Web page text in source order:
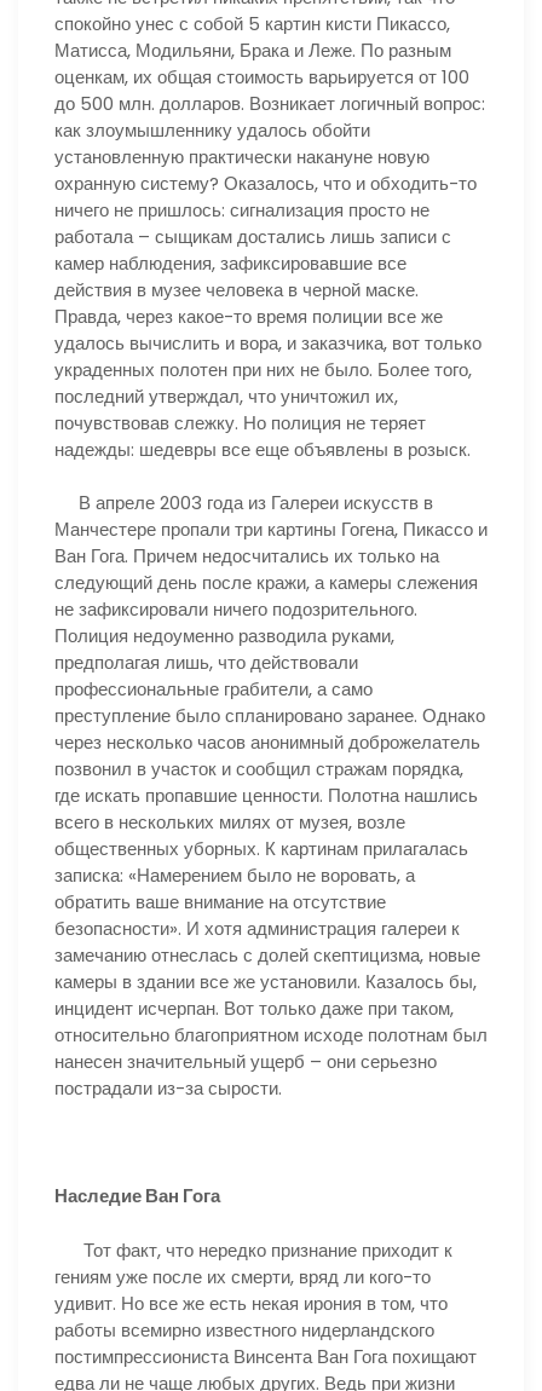
спокойно унес с собой 5 картин кисти Пикассо,
Матисса, Модильяни, Брака и Леже. По разным
оценкам, их общая стоимость варьируется от 100
до 500 млн. долларов. Возникает логичный вопрос:
как злоумышленнику удалось обойти
установленную практически накануне новую
охранную систему? Оказалось, что и обходить-то
ничего не пришлось: сигнализация просто не
работала – сыщикам достались лишь записи с
камер наблюдения, зафиксировавшие все
действия в музее человека в черной маске.
Правда, через какое-то время полиции все же
удалось вычислить и вора, и заказчика, вот только
украденных полотен при них не было. Более того,
последний утверждал, что уничтожил их,
почувствовав слежку. Но полиция не теряет
надежды: шедевры все еще объявлены в розыск.
В апреле 2003 года из Галереи искусств в
Манчестере пропали три картины Гогена, Пикассо и
Ван Гога. Причем недосчитались их только на
следующий день после кражи, а камеры слежения
не зафиксировали ничего подозрительного.
Полиция недоуменно разводила руками,
предполагая лишь, что действовали
профессиональные грабители, а само
преступление было спланировано заранее. Однако
через несколько часов анонимный доброжелатель
позвонил в участок и сообщил стражам порядка,
где искать пропавшие ценности. Полотна нашлись
всего в нескольких милях от музея, возле
общественных уборных. К картинам прилагалась
записка: «Намерением было не воровать, а
обратить ваше внимание на отсутствие
безопасности». И хотя администрация галереи к
замечанию отнеслась с долей скептицизма, новые
камеры в здании все же установили. Казалось бы,
инцидент исчерпан. Вот только даже при таком,
относительно благоприятном исходе полотнам был
нанесен значительный ущерб – они серьезно
пострадали из-за сырости.
Наследие Ван Гога
Тот факт, что нередко признание приходит к
гениям уже после их смерти, вряд ли кого-то
удивит. Но все же есть некая ирония в том, что
работы всемирно известного нидерландского
постимпрессиониста Винсента Ван Гога похищают
едва ли не чаще любых других. Ведь при жизни